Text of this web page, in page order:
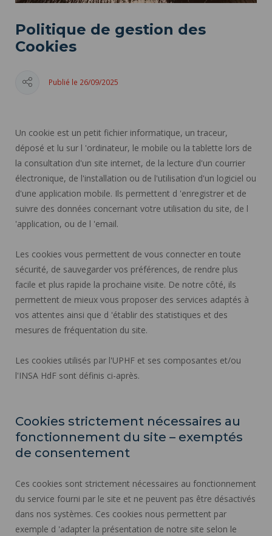
Politique de gestion des
Cookies
Publié le 26/09/2025
Un cookie est un petit fichier informatique, un traceur,
déposé et lu sur l 'ordinateur, le mobile ou la tablette lors de
la consultation d'un site internet, de la lecture d'un courrier
électronique, de l'installation ou de l'utilisation d'un logiciel ou
d'une application mobile. Ils permettent d 'enregistrer et de
suivre des données concernant votre utilisation du site, de l
'application, ou de l 'email.
Les cookies vous permettent de vous connecter en toute
sécurité, de sauvegarder vos préférences, de rendre plus
facile et plus rapide la prochaine visite. De notre côté, ils
permettent de mieux vous proposer des services adaptés à
vos attentes ainsi que d 'établir des statistiques et des
mesures de fréquentation du site.
Les cookies utilisés par l'UPHF et ses composantes et/ou
l'INSA HdF sont définis ci-après.
Cookies strictement nécessaires au
fonctionnement du site – exemptés
de consentement
Ces cookies sont strictement nécessaires au fonctionnement
du service fourni par le site et ne peuvent pas être désactivés
dans nos systèmes. Ces cookies nous permettent par
exemple d 'adapter la présentation de notre site selon le